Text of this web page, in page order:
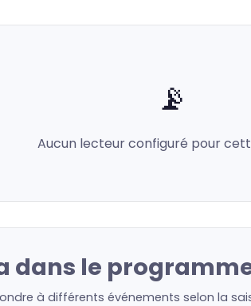
📡
Aucun lecteur configuré pour
dans le
à différents événements selon la